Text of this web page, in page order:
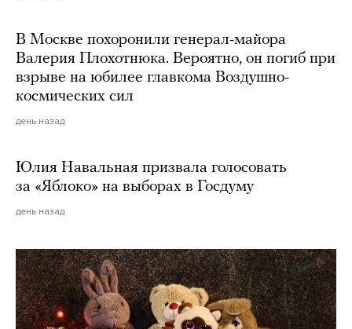
В Москве похоронили генерал-майора
Валерия Плохотнюка. Вероятно, он погиб при
взрыве на юбилее главкома Воздушно-
космических сил
день назад
Юлия Навальная призвала голосовать
за «Яблоко» на выборах в Госдуму
день назад